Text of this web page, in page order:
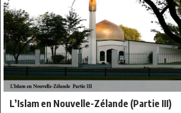
L’Islam en Nouvelle-Zélande (Partie III)